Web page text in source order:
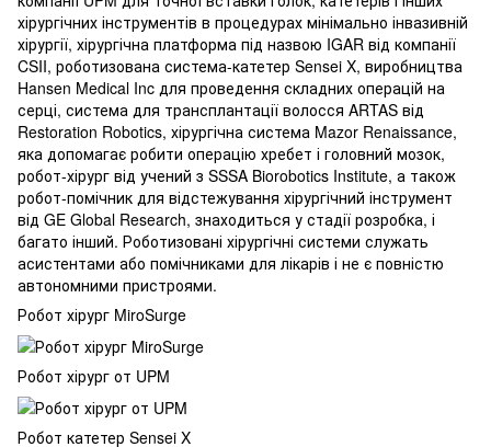
хірургічних інструментів в процедурах мінімально інвазивній
хірургії, хірургічна платформа під назвою IGAR від компанії
CSII, роботизована система-катетер Sensei X, виробництва
Hansen Medical Inc для проведення складних операцій на
серці, система для трансплантації волосся ARTAS від
Restoration Robotics, хірургічна система Mazor Renaissance,
яка допомагає робити операцію хребет і головний мозок,
робот-хірург від учений з SSSA Biorobotics Institute, а також
робот-помічник для відстежування хірургічний інструмент
від GE Global Research, знаходиться у стадії розробка, і
багато інший. Роботизовані хірургічні системи служать
асистентами або помічниками для лікарів і не є повністю
автономними пристроями.
Робот хірург MiroSurge
Робот хірург от UPM
Робот катетер Sensei X